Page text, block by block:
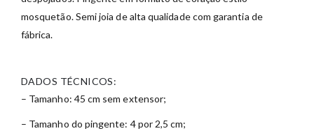
mosquetão. Semi joia de alta qualidade com garantia de
fábrica.
DADOS TÉCNICOS:
– Tamanho: 45 cm sem extensor;
– Tamanho do pingente: 4 por 2,5 cm;